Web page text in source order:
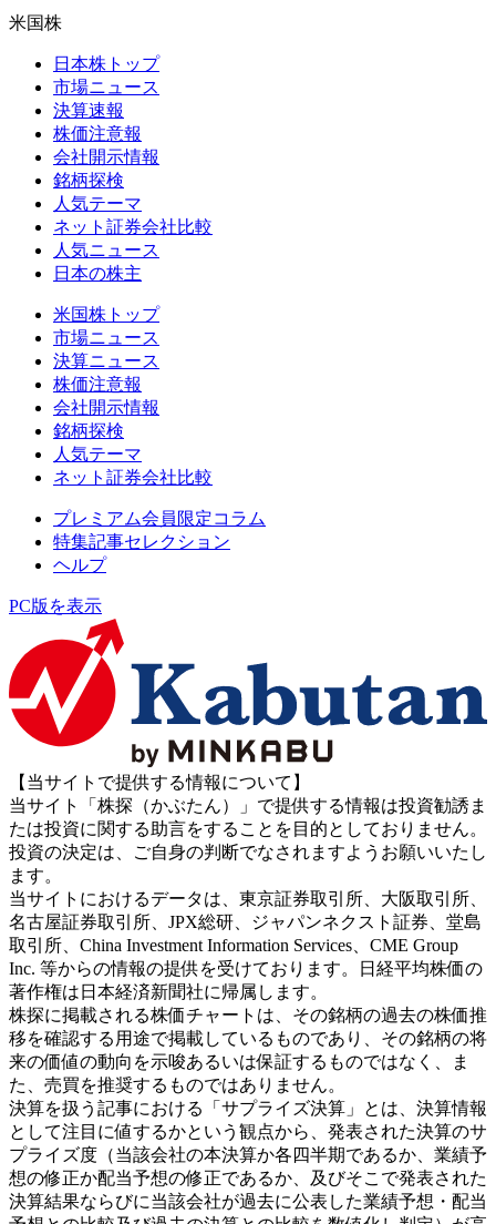
米国株
日本株トップ
市場ニュース
決算速報
株価注意報
会社開示情報
銘柄探検
人気テーマ
ネット証券会社比較
人気ニュース
日本の株主
米国株トップ
市場ニュース
決算ニュース
株価注意報
会社開示情報
銘柄探検
人気テーマ
ネット証券会社比較
プレミアム会員限定コラム
特集記事セレクション
ヘルプ
PC版を表示
【当サイトで提供する情報について】
当サイト「株探（かぶたん）」で提供する情報は投資勧誘ま
たは投資に関する助言をすることを目的としておりません。
投資の決定は、ご自身の判断でなされますようお願いいたし
ます。
当サイトにおけるデータは、東京証券取引所、大阪取引所、
名古屋証券取引所、JPX総研、ジャパンネクスト証券、堂島
取引所、China Investment Information Services、CME Group
Inc. 等からの情報の提供を受けております。日経平均株価の
著作権は日本経済新聞社に帰属します。
株探に掲載される株価チャートは、その銘柄の過去の株価推
移を確認する用途で掲載しているものであり、その銘柄の将
来の価値の動向を示唆あるいは保証するものではなく、ま
た、売買を推奨するものではありません。
決算を扱う記事における「サプライズ決算」とは、決算情報
として注目に値するかという観点から、発表された決算のサ
プライズ度（当該会社の本決算か各四半期であるか、業績予
想の修正か配当予想の修正であるか、及びそこで発表された
決算結果ならびに当該会社が過去に公表した業績予想・配当